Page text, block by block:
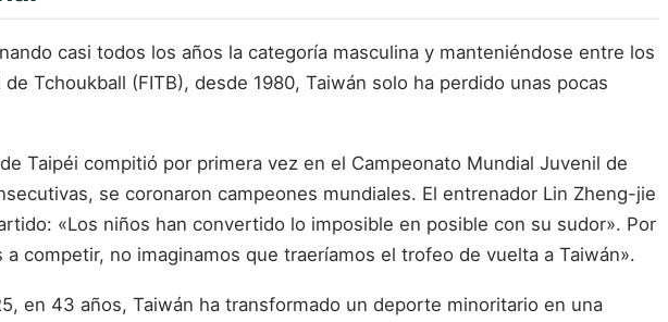
casi todos los años la categoría masculina y manteniéndose entre los
Tchoukball (FITB), desde 1980, Taiwán solo ha perdido unas pocas
Taipéi compitió por primera vez en el Campeonato Mundial Juvenil de
se coronaron campeones mundiales. El entrenador Lin Zheng-jie
«Los niños han convertido lo imposible en posible con su sudor». Por
competir, no imaginamos que traeríamos el trofeo de vuelta a Taiwán».
en 43 años, Taiwán ha transformado un deporte minoritario en una